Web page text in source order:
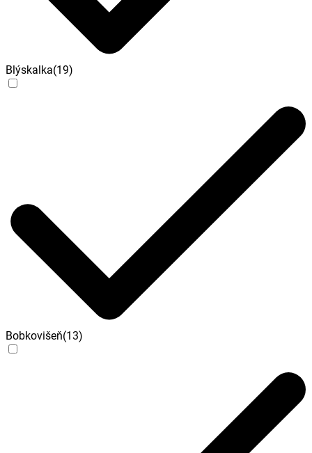
Blýskalka(19)
Bobkovišeň(13)